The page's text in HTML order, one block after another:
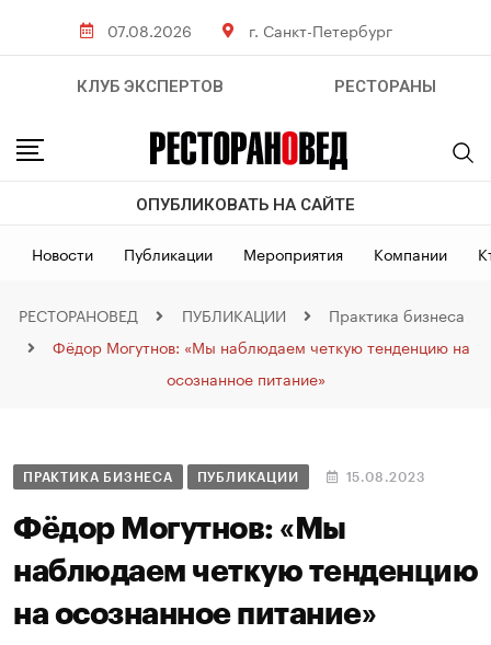
07.08.2026 г. Санкт-Петербург
КЛУБ ЭКСПЕРТОВ РЕСТОРАНЫ
ОПУБЛИКОВАТЬ НА САЙТЕ
Новости Публикации Мероприятия Компании
РЕСТОРАНОВЕД ПУБЛИКАЦИИ
Практика бизнеса
Фёдор Могутнов: «Мы наблюдаем четкую тенденцию на
осознанное питание»
ПРАКТИКА БИЗНЕСА ПУБЛИКАЦИИ 15.08.2023
Фёдор Могутнов: «Мы
наблюдаем четкую тенденцию
на осознанное питание»